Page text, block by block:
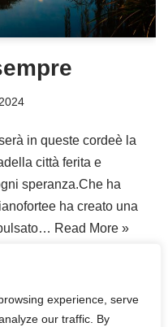
experience, serve
our traffic. By
in queste cordeè la
città ferita e
speranza.Che ha
ha creato una
Read More »